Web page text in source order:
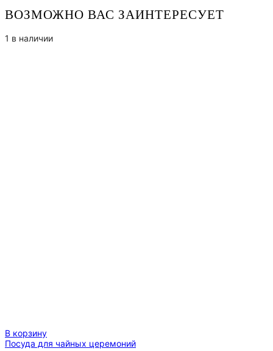
ВОЗМОЖНО ВАС ЗАИНТЕРЕСУЕТ
1 в наличии
В корзину
Посуда для чайных церемоний